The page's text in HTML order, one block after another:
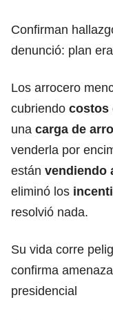
Confirman
denunció: plan
Los arrocero
cubriendo costos
una carga de
venderla por
están vendiendo
eliminó los
resolvió nada.
Su vida corre
confirma
presidencial